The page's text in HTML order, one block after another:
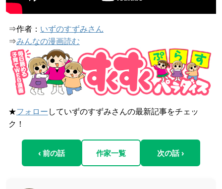
⇒作者： いずのすずみさん
⇒みんなの漫画読む
★フォロー していずのすずみさんの最新記事をチェッ
ク！
‹ 前の話 作家一覧 次の話 ›